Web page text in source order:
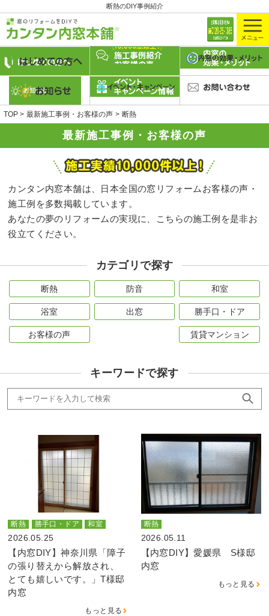
断熱のDIY事例紹介
最新施工事例・お客様の声
TOP 最新施工事例・お客様の声 断熱
カンタン内窓本舗は、日本全国の窓リフォームお客様の声・
施工例を多数掲載しています。
あなたの夢のリフォームの実現に、こちらの施工例を是非お
役立てください。
カテゴリで探す
断熱 防音 和室
浴室 出窓 勝手口・ドア
お客様の声 賃貸マンション
キーワードで探す
断熱 勝手口・ドア 和室
2026.05.25
【内窓DIY】神奈川県「障子
の張り替えから解放され、
とても嬉しいです。」T様邸
内窓
もっと見る
断熱
2026.05.11
【内窓DIY】愛媛県 S様邸
内窓
もっと見る